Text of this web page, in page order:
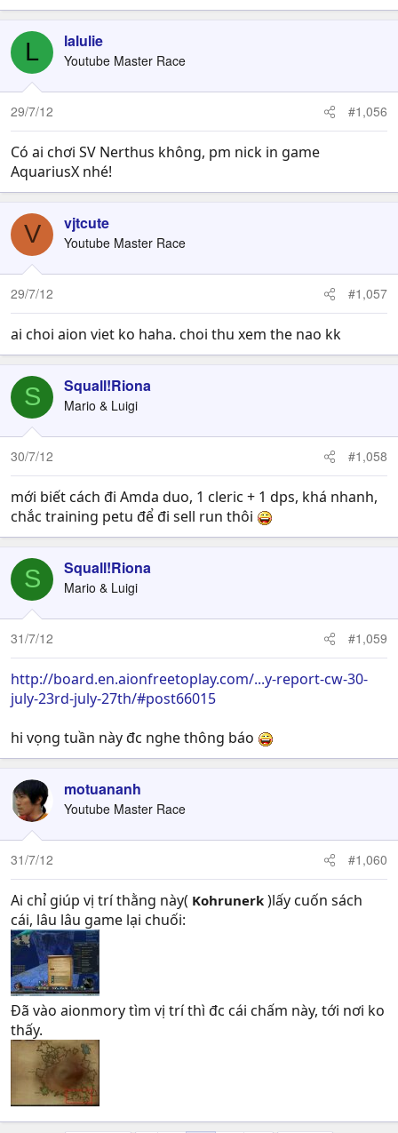
L lalulie
Youtube Master Race
29/7/12 #1,056
Có ai chơi SV Nerthus không, pm nick in game
AquariusX nhé!
V vjtcute
Youtube Master Race
29/7/12 #1,057
ai choi aion viet ko haha. choi thu xem the nao kk
S Squall!Riona
Mario & Luigi
30/7/12 #1,058
mới biết cách đi Amda duo, 1 cleric + 1 dps, khá nhanh,
chắc training petu để đi sell run thôi
S Squall!Riona
Mario & Luigi
31/7/12 #1,059
http://board.en.aionfreetoplay.com/...y-report-cw-30-
july-23rd-july-27th/#post66015
hi vọng tuần này đc nghe thông báo
motuananh
Youtube Master Race
31/7/12 #1,060
Ai chỉ giúp vị trí thằng này( Kohrunerk )lấy cuốn sách
cái, lâu lâu game lại chuối:
Đã vào aionmory tìm vị trí thì đc cái chấm này, tới nơi ko
thấy.